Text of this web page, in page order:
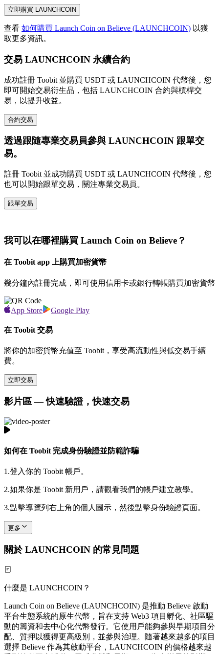
立即購買 LAUNCHCOIN
查看 如何購買 Launch Coin on Believe (LAUNCHCOIN) 以獲
取更多資訊。
交易 LAUNCHCOIN 永續合約
成功註冊 Toobit 並購買 USDT 或 LAUNCHCOIN 代幣後，您
即可開始交易衍生品，包括 LAUNCHCOIN 合約與槓桿交
易，以提升收益。
合約交易
透過跟隨專業交易員參與 LAUNCHCOIN 跟單交
易。
註冊 Toobit 並成功購買 USDT 或 LAUNCHCOIN 代幣後，您
也可以開始跟單交易，關注專業交易員。
跟單交易
我可以在哪裡購買 Launch Coin on Believe？
在 Toobit app 上購買加密貨幣
幾分鐘內註冊完成，即可使用信用卡或銀行轉帳購買加密貨幣
App Store Google Play
在 Toobit 交易
將你的加密貨幣充值至 Toobit，享受高流動性與低交易手續
費。
立即交易
影片區 — 快速驗證，快速交易
如何在 Toobit 完成身份驗證並防範詐騙
1.登入你的 Toobit 帳戶。
2.如果你是 Toobit 新用戶，請觀看我們的帳戶建立教學。
3.點擊導覽列右上角的個人圖示，然後點擊身份驗證頁面。
更多
關於 LAUNCHCOIN 的常見問題
什麼是 LAUNCHCOIN？
Launch Coin on Believe (LAUNCHCOIN) 是推動 Believe 啟動
平台生態系統的原生代幣，旨在支持 Web3 項目孵化、社區驅
動的籌資和去中心化代幣發行。它使用戶能夠參與早期項目分
配、質押以獲得更高級別，並參與治理。隨著越來越多的項目
選擇 Believe 作為其啟動平台，LAUNCHCOIN 的價格越來越